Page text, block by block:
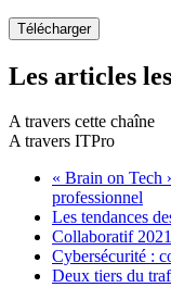
Les articles
A travers cette chaîne
A travers ITPro
« Brain on Tech
professionnel
Les tendances
Collaboratif
Cybersécurité :
Deux tiers du